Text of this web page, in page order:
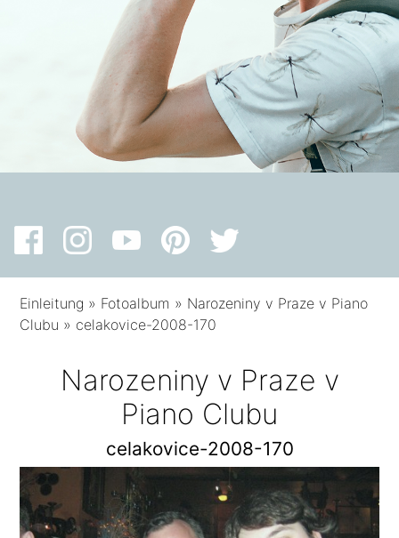
Einleitung » Fotoalbum » Narozeniny v Praze v Piano
Clubu » celakovice-2008-170
Narozeniny v Praze v
Piano Clubu
celakovice-2008-170